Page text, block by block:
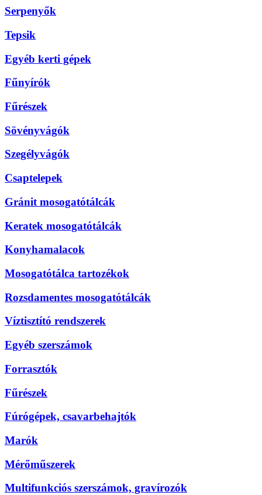
Serpenyők
Tepsik
Egyéb kerti gépek
Fűnyírók
Fűrészek
Sövényvágók
Szegélyvágók
Csaptelepek
Gránit mosogatótálcák
Keratek mosogatótálcák
Konyhamalacok
Mosogatótálca tartozékok
Rozsdamentes mosogatótálcák
Víztisztító rendszerek
Egyéb szerszámok
Forrasztók
Fűrészek
Fúrógépek, csavarbehajtók
Marók
Mérőműszerek
Multifunkciós szerszámok, gravírozók